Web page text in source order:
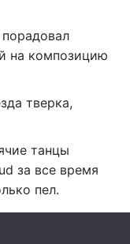
на композицию
тверка,
танцы
за все время
пел.